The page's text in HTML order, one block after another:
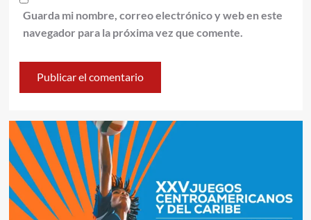
Guarda mi nombre, correo electrónico y web en este
navegador para la próxima vez que comente.